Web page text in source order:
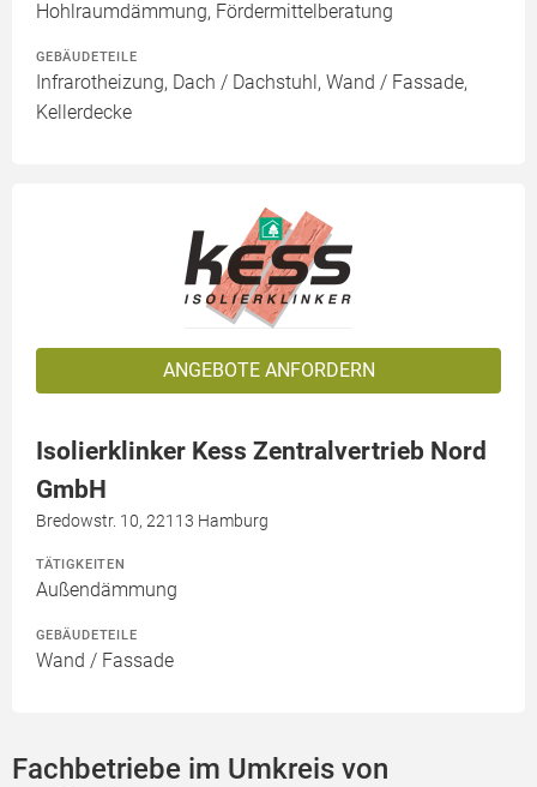
Hohlraumdämmung, Fördermittelberatung
GEBÄUDETEILE
Infrarotheizung, Dach / Dachstuhl, Wand / Fassade,
Kellerdecke
ANGEBOTE ANFORDERN
Isolierklinker Kess Zentralvertrieb Nord
GmbH
Bredowstr. 10, 22113 Hamburg
TÄTIGKEITEN
Außendämmung
GEBÄUDETEILE
Wand / Fassade
Fachbetriebe im Umkreis von